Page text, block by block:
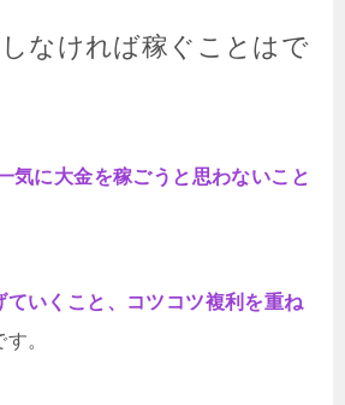
なければ稼ぐことはで
気に大金を稼ごうと思わないこと
ていくこと、コツコツ複利を重ね
。